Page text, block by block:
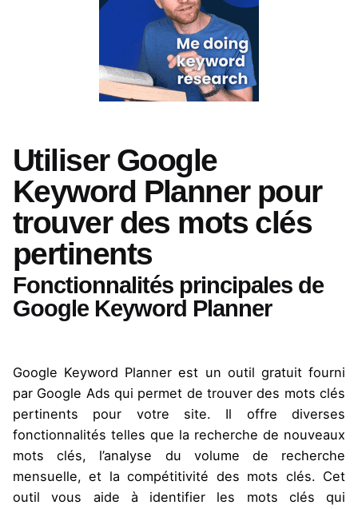
Utiliser Google
Keyword Planner pour
trouver des mots clés
pertinents
Fonctionnalités principales de
Google Keyword Planner
Google Keyword Planner est un outil gratuit fourni
par Google Ads qui permet de trouver des mots clés
pertinents pour votre site. Il offre diverses
fonctionnalités telles que la recherche de nouveaux
mots clés, l’analyse du volume de recherche
mensuelle, et la compétitivité des mots clés. Cet
outil vous aide à identifier les mots clés qui